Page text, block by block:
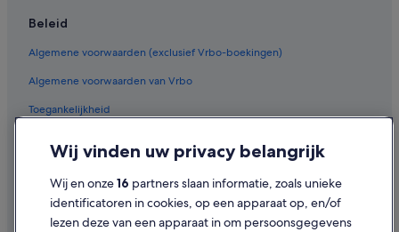
Particuliere vakantiehuizen in La Oliva
B&B in Corralejo
Villa's in Corralejo
Hostels in Corralejo
Chalets in Corralejo
Beleid
Algemene voorwaarden (exclusief Vrbo-boekingen)
Algemene voorwaarden van Vrbo
Toegankelijkheid
Gebruiksvoorwaarden
Juridische informatie/Contact
Wij vinden uw privacy belangrijk
Wij en onze16 partners slaan informatie, zoals unieke
identificatoren in cookies, op een apparaat op, en/of
lezen deze van een apparaat in om persoonsgegevens